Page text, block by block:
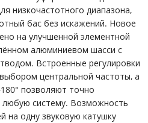
низкочастотного диапазона,
бас без искажений. Новое
на улучшенной элементной
алюминиевом шасси с
Встроенные регулировки
центральной частоты, а
позволяют точно
любую систему. Возможность
на одну звуковую катушку